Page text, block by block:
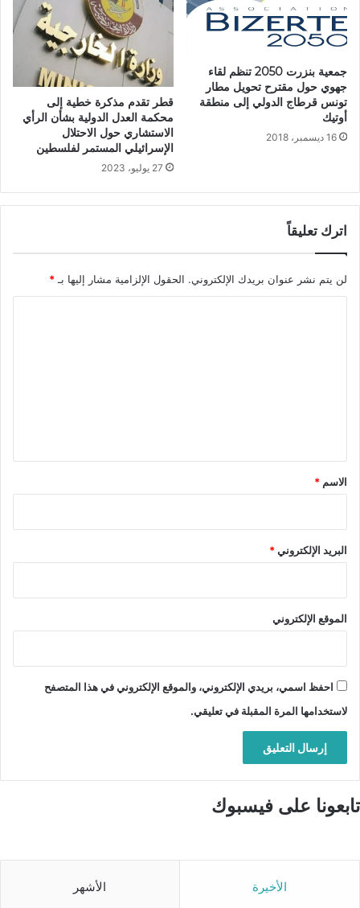
جمعية بنزرت 2050 تنظم لقاء
جهوي حول مقترح تحويل مطار
تونس قرطاج الدولي إلى منطقة
أوتيك
16 ديسمبر، 2018
قطر تقدم مذكرة خطية إلى
محكمة العدل الدولية بشأن الرأي
الاستشاري حول الاحتلال
الإسرائيلي المستمر لفلسطين
27 يوليو، 2023
اترك تعليقاً
لن يتم نشر عنوان بريدك الإلكتروني. الحقول الإلزامية مشار إليها بـ*
*
الاسم *
البريد الإلكتروني*
الموقع الإلكتروني
احفظ اسمي، بريدي الإلكتروني، والموقع الإلكتروني في هذا المتصفح
لاستخدامها المرة المقبلة في تعليقي.
تابعونا على فيسبوك
الأخيرة الأشهر